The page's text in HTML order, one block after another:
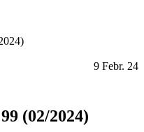
9 Febr. 24
(02/2024)